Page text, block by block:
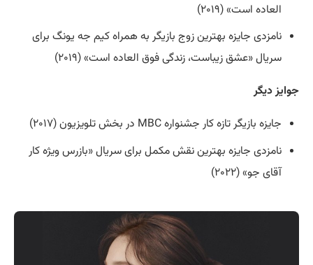
العاده است» (۲۰۱۹)
نامزدی جایزه بهترین زوج بازیگر به همراه کیم جه یونگ برای
سریال «عشق زیباست، زندگی فوق العاده است» (۲۰۱۹)
جوایز دیگر
جایزه بازیگر تازه کار جشنواره MBC در بخش تلویزیون (۲۰۱۷)
نامزدی جایزه بهترین نقش مکمل برای سریال «بازرس ویژه کار
آقای جو» (۲۰۲۲)